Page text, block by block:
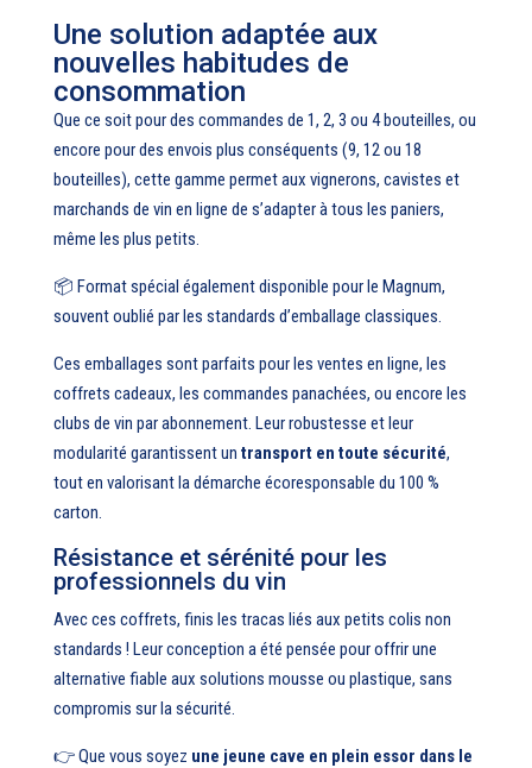
Une solution adaptée aux
nouvelles habitudes de
consommation
Que ce soit pour des commandes de 1, 2, 3 ou 4 bouteilles, ou
encore pour des envois plus conséquents (9, 12 ou 18
bouteilles), cette gamme permet aux vignerons, cavistes et
marchands de vin en ligne de s’adapter à tous les paniers,
même les plus petits.
📦 Format spécial également disponible pour le Magnum,
souvent oublié par les standards d’emballage classiques.
Ces emballages sont parfaits pour les ventes en ligne, les
coffrets cadeaux, les commandes panachées, ou encore les
clubs de vin par abonnement. Leur robustesse et leur
modularité garantissent un transport en toute sécurité,
tout en valorisant la démarche écoresponsable du 100 %
carton.
Résistance et sérénité pour les
professionnels du vin
Avec ces coffrets, finis les tracas liés aux petits colis non
standards ! Leur conception a été pensée pour offrir une
alternative fiable aux solutions mousse ou plastique, sans
compromis sur la sécurité.
👉 Que vous soyez une jeune cave en plein essor dans le